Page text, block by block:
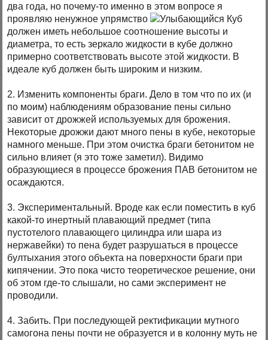
два года, но почему-то именно в этом вопросе я
проявляю ненужное упрямство
Куб
должен иметь небольшое соотношение высоты и
диаметра, то есть зеркало жидкости в кубе должно
примерно соответствовать высоте этой жидкости. В
идеале куб должен быть широким и низким.
2. Изменить компоненты браги. Дело в том что по их (и
по моим) наблюдениям образование пены сильно
зависит от дрожжей используемых для брожения.
Некоторые дрожжи дают много пены в кубе, некоторые
намного меньше. При этом очистка браги бетонитом не
сильно влияет (я это тоже заметил). Видимо
образующиеся в процессе брожения ПАВ бетонитом не
осаждаются.
3. Экспериментальный. Вроде как если поместить в куб
какой-то инертный плавающий предмет (типа
пустотелого плавающего цилиндра или шара из
нержавейки) то пена будет разрушаться в процессе
бултыхания этого объекта на поверхности браги при
кипячении. Это пока чисто теоретическое решение, они
об этом где-то слышали, но сами эксперимент не
проводили.
4. Забить. При последующей ректификации мутного
самогона пены почти не образуется и в колонну муть не